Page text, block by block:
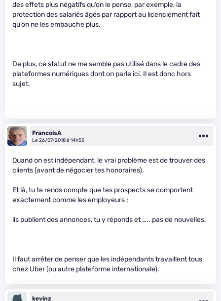
des effets plus négatifs qu’on le pense, par exemple, la
protection des salariés âgés par rapport au licenciement fait
qu’on ne les embauche plus.
De plus, ce statut ne me semble pas utilisé dans le cadre des
plateformes numériques dont on parle ici. Il est donc hors
sujet.
FrancoisA
Le 26/07/2018 à 14h55
Quand on est indépendant, le vrai problème est de trouver des
clients (avant de négocier tes honoraires).
Et là, tu te rends compte que tes prospects se comportent
exactement comme les employeurs ;
ils publient des annonces, tu y réponds et ….. pas de nouvelles.
Il faut arrêter de penser que les indépendants travaillent tous
chez Uber (ou autre plateforme internationale).
kevinz